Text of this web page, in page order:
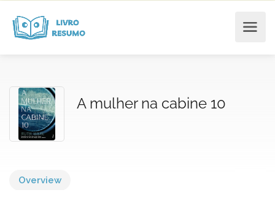
A mulher na cabine 10
Overview